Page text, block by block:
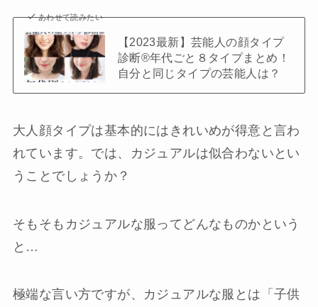
あわせて読みたい
【2023最新】芸能人の顔タイプ
診断®︎年代ごと８タイプまとめ！
自分と同じタイプの芸能人は？
大人顔タイプは基本的にはきれいめが得意と言わ
れています。では、カジュアルは似合わないとい
うことでしょうか？
そもそもカジュアルな服ってどんなものかという
と…
極端な言い方ですが、カジュアルな服とは「子供